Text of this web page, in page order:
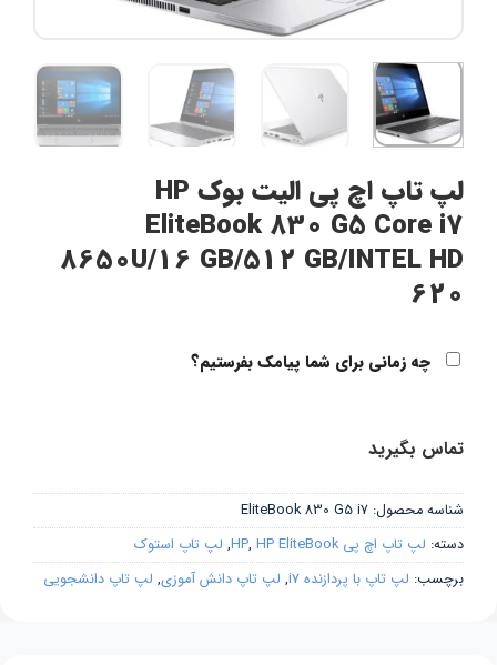
لپ تاپ اچ پی الیت بوک HP
EliteBook 830 G5 Core i7
8650U/16 GB/512 GB/INTEL HD
620
چه زمانی برای شما پیامک بفرستیم؟
تماس بگیرید
شناسه محصول: EliteBook 830 G5 i7
دسته: لپ تاپ اچ پی HP , HP EliteBook
, لپ تاپ استوک
برچسب: لپ تاپ با پردازنده i7 , لپ تاپ دانش آموزی, لپ تاپ دانشجویی